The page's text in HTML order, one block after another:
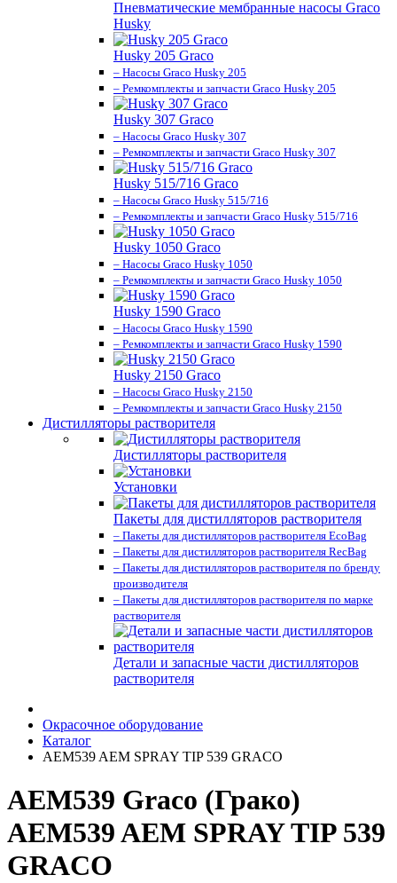
Пневматические мембранные насосы Graco
Husky
Husky 205 Graco
– Насосы Graco Husky 205
– Ремкомплекты и запчасти Graco Husky 205
Husky 307 Graco
– Насосы Graco Husky 307
– Ремкомплекты и запчасти Graco Husky 307
Husky 515/716 Graco
– Насосы Graco Husky 515/716
– Ремкомплекты и запчасти Graco Husky 515/716
Husky 1050 Graco
– Насосы Graco Husky 1050
– Ремкомплекты и запчасти Graco Husky 1050
Husky 1590 Graco
– Насосы Graco Husky 1590
– Ремкомплекты и запчасти Graco Husky 1590
Husky 2150 Graco
– Насосы Graco Husky 2150
– Ремкомплекты и запчасти Graco Husky 2150
Дистилляторы растворителя
Дистилляторы растворителя
Установки
Пакеты для дистилляторов растворителя
– Пакеты для дистилляторов растворителя EcoBag
– Пакеты для дистилляторов растворителя RecBag
– Пакеты для дистилляторов растворителя по бренду
производителя
– Пакеты для дистилляторов растворителя по марке
растворителя
Детали и запасные части дистилляторов
растворителя
Окрасочное оборудование
Каталог
AEM539 AEM SPRAY TIP 539 GRACO
AEM539 Graco (Грако)
AEM539 AEM SPRAY TIP 539
GRACO